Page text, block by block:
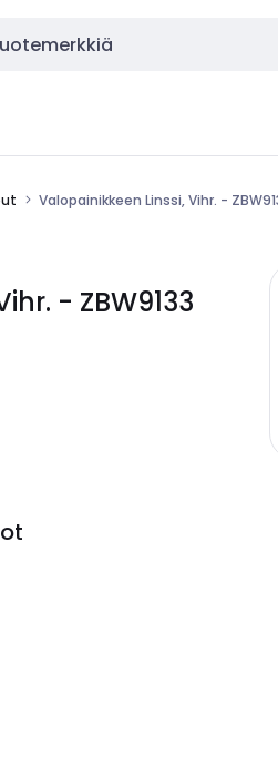
Valopainikkeen Linssi, Vihr. -
- ZBW9133